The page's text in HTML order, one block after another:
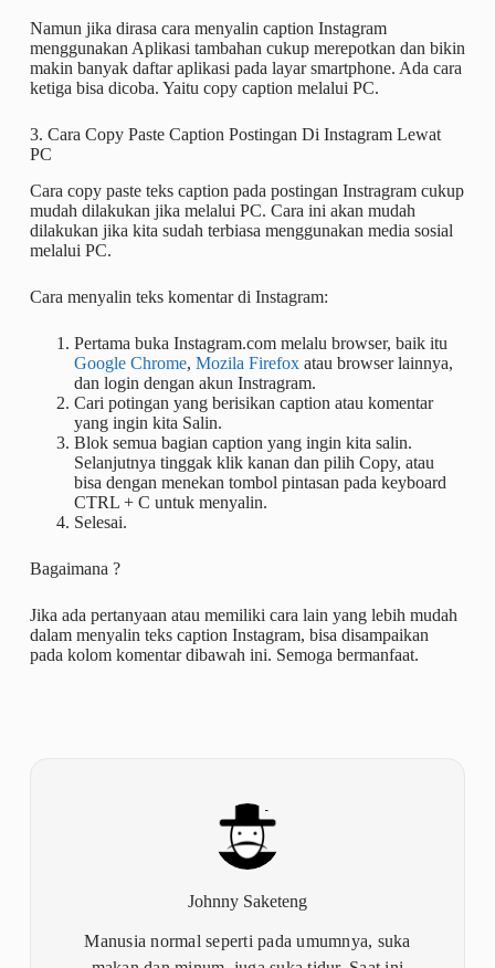
Namun jika dirasa cara menyalin caption Instagram
menggunakan Aplikasi tambahan cukup merepotkan dan bikin
makin banyak daftar aplikasi pada layar smartphone. Ada cara
ketiga bisa dicoba. Yaitu copy caption melalui PC.
3. Cara Copy Paste Caption Postingan Di Instagram Lewat
PC
Cara copy paste teks caption pada postingan Instragram cukup
mudah dilakukan jika melalui PC. Cara ini akan mudah
dilakukan jika kita sudah terbiasa menggunakan media sosial
melalui PC.
Cara menyalin teks komentar di Instagram:
Pertama buka Instagram.com melalu browser, baik itu
Google Chrome, Mozila Firefoxatau browser lainnya,
dan login dengan akun Instragram.
Cari potingan yang berisikan caption atau komentar
yang ingin kita Salin.
Blok semua bagian caption yang ingin kita salin.
Selanjutnya tinggak klik kanan dan pilih Copy, atau
bisa dengan menekan tombol pintasan pada keyboard
CTRL + C untuk menyalin.
Selesai.
Bagaimana ?
Jika ada pertanyaan atau memiliki cara lain yang lebih mudah
dalam menyalin teks caption Instagram, bisa disampaikan
pada kolom komentar dibawah ini. Semoga bermanfaat.
Johnny Saketeng
Manusia normal seperti pada umumnya, suka